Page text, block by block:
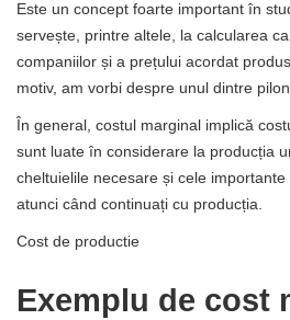
Este un concept foarte important în
servește, printre altele, la calcularea
companiilor și a prețului acordat
motiv, am vorbi despre unul dintre
În general, costul marginal implică
sunt luate în considerare la producția
cheltuielile necesare și cele
atunci când continuați cu producția.
Cost de productie
Exemplu de cost